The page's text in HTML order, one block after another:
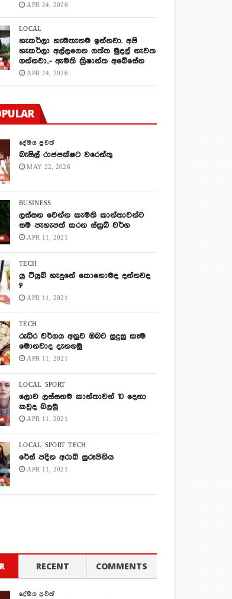
APR 24, 2026
LOCAL
හැකර්ලා හැමතැනම ඉන්නවා. අපි
හැකර්ලා අල්ලගෙන ගත්ත මුදල් නැවත
ගන්නවා..- ඇමති ක්‍රිෂාන්ත අබේසේන
APR 24, 2026
දේශිය පුවත්
බැසිල් රාජපක්ෂට වරෙන්තු
MAY 22, 2026
BUSINESS
ලස්සන වෙන්න කැමති කාන්තාවන්ට
සම පැහැපත් කරන ස්ක්‍රබ් වර්ග
APR 11, 2021
TECH
යු ටියුබ් හැදුනේ කොහොමද දන්නවද
?
APR 11, 2021
TECH
රුධිර වර්ගය අනුව ඔබට සුදුසු කෑම
මොනවාද දැනගමු
APR 11, 2021
LOCAL SPORT
ලොව ලස්සනම කාන්තාවන් 10 දෙනා
කවුද බලමු
APR 11, 2021
LOCAL SPORT TECH
රේස් පදින අරාබි සුරූපිනිය
APR 11, 2021
RECENT COMMENTS
දේශිය පුවත්